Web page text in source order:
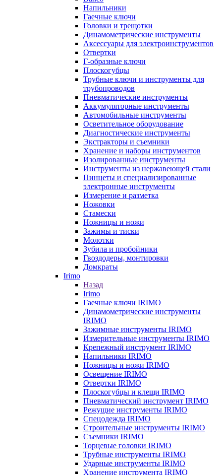
Напильники
Гаечные ключи
Головки и трещотки
Динамометрические инструменты
Аксессуары для электроинструментов
Отвертки
Г-образные ключи
Плоскогубцы
Трубные ключи и инструменты для
трубопроводов
Пневматические инструменты
Аккумуляторные инструменты
Автомобильные инструменты
Осветительное оборудование
Диагностические инструменты
Экстракторы и съемники
Хранение и наборы инструментов
Изолированные инструменты
Инструменты из нержавеющей стали
Пинцеты и специализированные
электронные инструменты
Измерение и разметка
Ножовки
Стамески
Ножницы и ножи
Зажимы и тиски
Молотки
Зубила и пробойники
Гвоздодеры, монтировки
Домкраты
Irimo
Назад
Irimo
Гаечные ключи IRIMO
Динамометрические инструменты
IRIMO
Зажимные инструменты IRIMO
Измерительные инструменты IRIMO
Крепежный инструмент IRIMO
Напильники IRIMO
Ножницы и ножи IRIMO
Освещение IRIMO
Отвертки IRIMO
Плоскогубцы и клещи IRIMO
Пневматический инструмент IRIMO
Режущие инструменты IRIMO
Спецодежда IRIMO
Строительные инструменты IRIMO
Съемники IRIMO
Торцевые головки IRIMO
Трубные инструменты IRIMO
Ударные инструменты IRIMO
Хранение инструмента IRIMO